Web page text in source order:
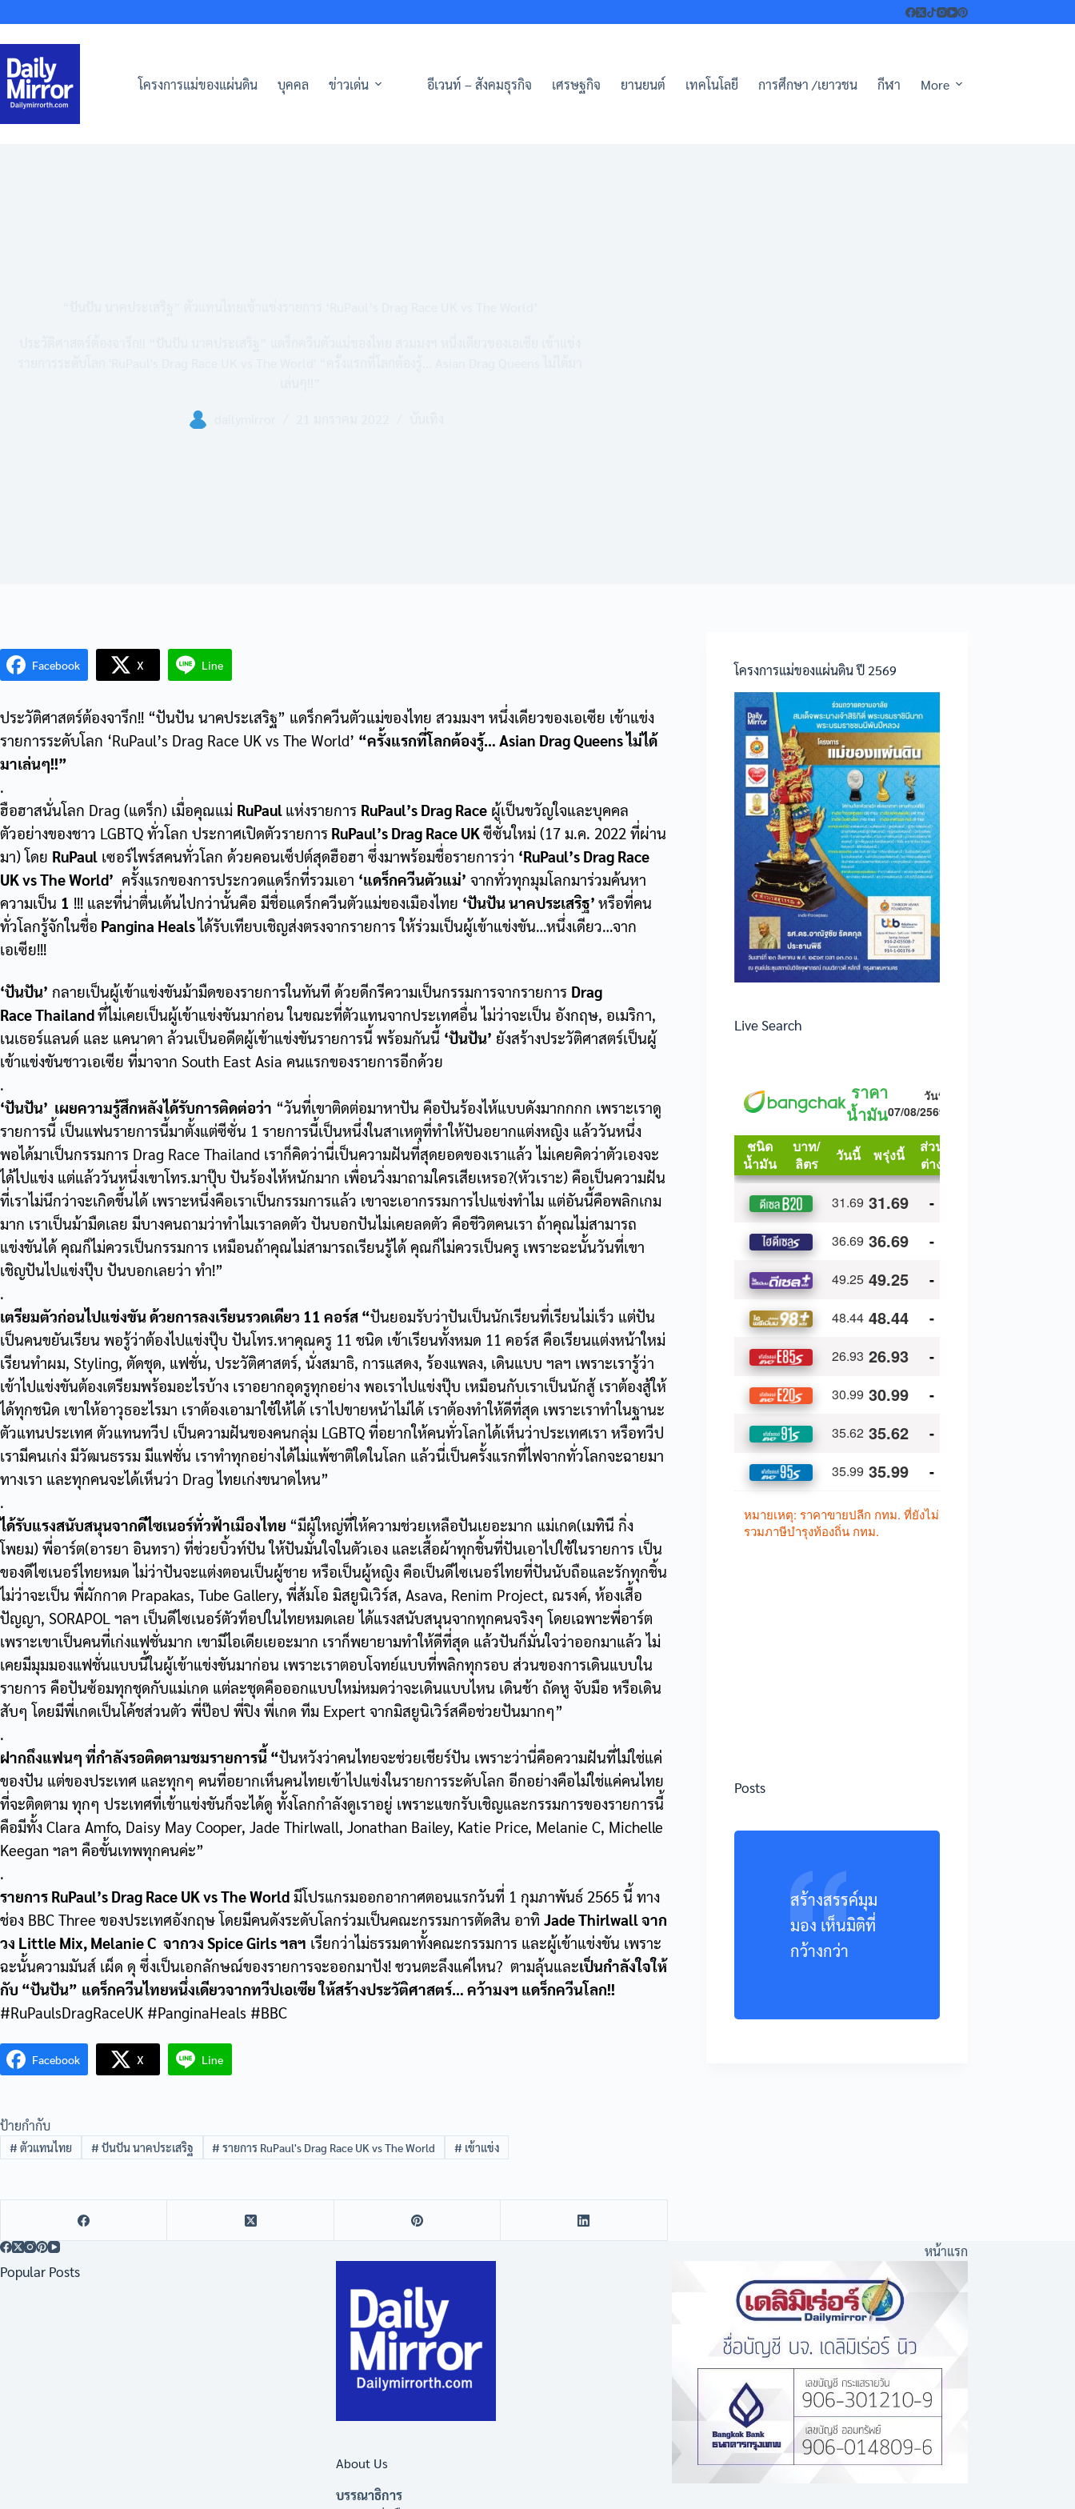
to
content
โครงการแม่ของแผ่นดิน บุคคล ข่าวเด่น อีเวนท์ – สังคมธุรกิจ เศรษฐกิจ ยานยนต์ เทคโนโลยี การศึกษา /เยาวชน กีฬา More
Facebook X Line
ประวัติศาสตร์ต้องจารึก!! “ปันปัน นาคประเสริฐ” แดร็กควีนตัวแม่ของไทย สวมมงฯ หนึ่งเดียวของเอเซีย เข้าแข่ง
รายการระดับโลก ‘RuPaul’s Drag Race UK vs The World’ “ครั้งแรกที่โลกต้องรู้… Asian Drag Queens ไม่ได้
มาเล่นๆ!!”
.
ฮือฮาสนั่นโลก Drag (แดร็ก) เมื่อคุณแม่ RuPaul แห่งรายการ RuPaul’s Drag Race ผู้เป็นขวัญใจและบุคคล
ตัวอย่างของชาว LGBTQ ทั่วโลก ประกาศเปิดตัวรายการ RuPaul’s Drag Race UKซีซั่นใหม่ (17 ม.ค. 2022 ที่ผ่าน
มา) โดย RuPaul เซอร์ไพร์สคนทั่วโลก ด้วยคอนเซ็ปต์สุดฮือฮา ซึ่งมาพร้อมชื่อรายการว่า ‘RuPaul’s Drag Race
UK vs The World’ ครั้งแรกของการประกวดแดร็กที่รวมเอา ‘แดร็กควีนตัวแม่’ จากทั่วทุกมุมโลกมาร่วมค้นหา
ความเป็น 1 !!! และที่น่าตื่นเต้นไปกว่านั้นคือ มีชื่อแดร็กควีนตัวแม่ของเมืองไทย ‘ปันปัน นาคประเสริฐ’ หรือที่คน
ทั่วโลกรู้จักในชื่อ Pangina Healsได้รับเทียบเชิญส่งตรงจากรายการ ให้ร่วมเป็นผู้เข้าแข่งขัน…หนึ่งเดียว…จาก
เอเซีย!!!
‘ปันปัน’ กลายเป็นผู้เข้าแข่งขันม้ามืดของรายการในทันที ด้วยดีกรีความเป็นกรรมการจากรายการ Drag
RaceThailandที่ไม่เคยเป็นผู้เข้าแข่งขันมาก่อน ในขณะที่ตัวแทนจากประเทศอื่น ไม่ว่าจะเป็น อังกฤษ, อเมริกา,
เนเธอร์แลนด์ และ แคนาดา ล้วนเป็นอดีตผู้เข้าแข่งขันรายการนี้ พร้อมกันนี้ ‘ปันปัน’ ยังสร้างประวัติศาสตร์เป็นผู้
เข้าแข่งขันชาวเอเซีย ที่มาจาก South East Asia คนแรกของรายการอีกด้วย
.
‘ปันปัน’ เผยความรู้สึกหลังได้รับการติดต่อว่า “วันที่เขาติดต่อมาหาปัน คือปันร้องไห้แบบดังมากกกก เพราะเราดู
รายการนี้ เป็นแฟนรายการนี้มาตั้งแต่ซีซั่น 1 รายการนี้เป็นหนึ่งในสาเหตุที่ทำให้ปันอยากแต่งหญิง แล้ววันหนึ่ง
พอได้มาเป็นกรรมการ Drag Race Thailand เราก็คิดว่านี่เป็นความฝันที่สุดยอดของเราแล้ว ไม่เคยคิดว่าตัวเองจะ
ได้ไปแข่ง แต่แล้ววันหนึ่งเขาโทร.มาปุ๊บ ปันร้องไห้หนักมาก เพื่อนวิ่งมาถามใครเสียเหรอ?(หัวเราะ) คือเป็นความฝัน
ที่เราไม่นึกว่าจะเกิดขึ้นได้ เพราะหนึ่งคือเราเป็นกรรมการแล้ว เขาจะเอากรรมการไปแข่งทำไม แต่อันนี้คือพลิกเกม
มาก เราเป็นม้ามืดเลย มีบางคนถามว่าทำไมเราลดตัว ปันบอกปันไม่เคยลดตัว คือชีวิตคนเรา ถ้าคุณไม่สามารถ
แข่งขันได้ คุณก็ไม่ควรเป็นกรรมการ เหมือนถ้าคุณไม่สามารถเรียนรู้ได้ คุณก็ไม่ควรเป็นครู เพราะฉะนั้นวันที่เขา
เชิญปันไปแข่งปุ๊บ ปันบอกเลยว่า ทำ!”
.
เตรียมตัวก่อนไปแข่งขัน ด้วยการลงเรียนรวดเดียว 11 คอร์ส “ปันยอมรับว่าปันเป็นนักเรียนที่เรียนไม่เร็ว แต่ปัน
เป็นคนขยันเรียน พอรู้ว่าต้องไปแข่งปุ๊บ ปันโทร.หาคุณครู 11 ชนิด เข้าเรียนทั้งหมด 11 คอร์ส คือเรียนแต่งหน้าใหม่
เรียนทำผม, Styling, ตัดชุด, แฟชั่น, ประวัติศาสตร์, นั่งสมาธิ, การแสดง, ร้องแพลง, เดินแบบ ฯลฯ เพราะเรารู้ว่า
เข้าไปแข่งขันต้องเตรียมพร้อมอะไรบ้าง เราอยากอุดรูทุกอย่าง พอเราไปแข่งปุ๊บ เหมือนกับเราเป็นนักสู้ เราต้องสู้ให้
ได้ทุกชนิด เขาให้อาวุธอะไรมา เราต้องเอามาใช้ให้ได้ เราไปขายหน้าไม่ได้ เราต้องทำให้ดีที่สุด เพราะเราทำในฐานะ
ตัวแทนประเทศ ตัวแทนทวีป เป็นความฝันของคนกลุ่ม LGBTQ ที่อยากให้คนทั่วโลกได้เห็นว่าประเทศเรา หรือทวีป
เรามีคนเก่ง มีวัฒนธรรม มีแฟชั่น เราทำทุกอย่างได้ไม่แพ้ชาติใดในโลก แล้วนี่เป็นครั้งแรกที่ไฟจากทั่วโลกจะฉายมา
ทางเรา และทุกคนจะได้เห็นว่า Drag ไทยเก่งขนาดไหน”
.
ได้รับแรงสนับสนุนจากดีไซเนอร์ทั่วฟ้าเมืองไทย “มีผู้ใหญ่ที่ให้ความช่วยเหลือปันเยอะมาก แม่เกด(เมทินี กิ่ง
โพยม) พี่อาร์ต(อารยา อินทรา) ที่ช่วยบิ้วท์ปัน ให้ปันมั่นใจในตัวเอง และเสื้อผ้าทุกชิ้นที่ปันเอาไปใช้ในรายการ เป็น
ของดีไซเนอร์ไทยหมด ไม่ว่าปันจะแต่งตอนเป็นผู้ชาย หรือเป็นผู้หญิง คือเป็นดีไซเนอร์ไทยที่ปันนับถือและรักทุกชิ้น
ไม่ว่าจะเป็น พี่ผักกาด Prapakas, Tube Gallery, พี่ส้มโอ มิสยูนิเวิร์ส, Asava, Renim Project, ณรงค์, ห้องเสื้อ
ปัญญา, SORAPOL ฯลฯ เป็นดีไซเนอร์ตัวท็อปในไทยหมดเลย ได้แรงสนับสนุนจากทุกคนจริงๆ โดยเฉพาะพี่อาร์ต
เพราะเขาเป็นคนที่เก่งแฟชั่นมาก เขามีไอเดียเยอะมาก เราก็พยายามทำให้ดีที่สุด แล้วปันก็มั่นใจว่าออกมาแล้ว ไม่
เคยมีมุมมองแฟชั่นแบบนี้ในผู้เข้าแข่งขันมาก่อน เพราะเราตอบโจทย์แบบที่พลิกทุกรอบ ส่วนของการเดินแบบใน
รายการ คือปันซ้อมทุกชุดกับแม่เกด แต่ละชุดคือออกแบบใหม่หมดว่าจะเดินแบบไหน เดินช้า ถัดหู จับมือ หรือเดิน
สับๆ โดยมีพี่เกดเป็นโค้ชส่วนตัว พี่ป๊อป พี่ปิง พี่เกด ทีม Expert จากมิสยูนิเวิร์สคือช่วยปันมากๆ”
.
ฝากถึงแฟนๆ ที่กำลังรอติดตามชมรายการนี้ “ปันหวังว่าคนไทยจะช่วยเชียร์ปัน เพราะว่านี่คือความฝันที่ไม่ใช่แค่
ของปัน แต่ของประเทศ และทุกๆ คนที่อยากเห็นคนไทยเข้าไปแข่งในรายการระดับโลก อีกอย่างคือไม่ใช่แค่คนไทย
ที่จะติดตาม ทุกๆ ประเทศที่เข้าแข่งขันก็จะได้ดู ทั้งโลกกำลังดูเราอยู่ เพราะแขกรับเชิญและกรรมการของรายการนี้
คือมีทั้ง Clara Amfo, Daisy May Cooper, Jade Thirlwall, Jonathan Bailey, Katie Price, Melanie C, Michelle
Keegan ฯลฯ คือขั้นเทพทุกคนค่ะ”
.
รายการ RuPaul’s Drag Race UK vs The World มีโปรแกรมออกอากาศตอนแรกวันที่ 1 กุมภาพันธ์ 2565 นี้ ทาง
ช่อง BBC Three ของประเทศอังกฤษ โดยมีคนดังระดับโลกร่วมเป็นคณะกรรมการตัดสิน อาทิ Jade Thirlwall จาก
วง Little Mix, Melanie C จากวง Spice Girls ฯลฯ เรียกว่าไม่ธรรมดาทั้งคณะกรรมการ และผู้เข้าแข่งขัน เพราะ
ฉะนั้นความมันส์ เผ็ด ดุ ซึ่งเป็นเอกลักษณ์ของรายการจะออกมาปัง! ชวนตะลึงแค่ไหน? ตามลุ้นและเป็นกำลังใจให้
กับ “ปันปัน” แดร็กควีนไทยหนึ่งเดียวจากทวีปเอเซีย ให้สร้างประวัติศาสตร์… คว้ามงฯ แดร็กควีนโลก!!
#RuPaulsDragRaceUK #PanginaHeals #BBC
Facebook X Line
ป้ายกำกับ
# ตัวแทนไทย # ปันปัน นาคประเสริฐ # รายการ RuPaul's Drag Race UK vs The World # เข้าแข่ง
โครงการแม่ของแผ่นดิน ปี 2569
Live Search
Posts
สร้างสรรค์มุม
มอง เห็นมิติที่
กว้างกว่า
หน้าแรก
Popular Posts
About Us
บรรณาธิการ